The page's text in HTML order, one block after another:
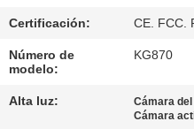
DE
CALIDAD
Certificación: CE. FCC.
Número de
modelo:
KG870
Alta luz: Cámara
Cámara